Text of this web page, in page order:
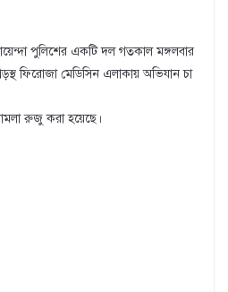
পুলিশের একটি দল গতকাল মঙ্গলবার
ফিরোজা মেডিসিন এলাকায় অভিযান চা
রুজু করা হয়েছে।